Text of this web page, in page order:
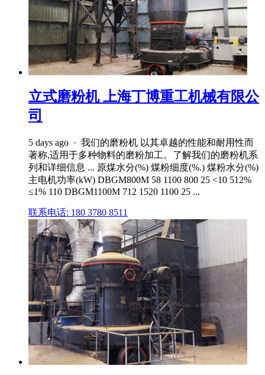
立式磨粉机 上海丁博重工机械有限公
司
5 days ago · 我们的磨粉机 以其卓越的性能和耐用性而
著称,适用于多种物料的磨粉加工。了解我们的磨粉机系
列和详细信息 ... 原煤水分(%) 煤粉细度(%.) 煤粉水分(%)
主电机功率(kW) DBGM800M 58 1100 800 25 <10 512%
≤1% 110 DBGM1100M 712 1520 1100 25 ...
联系电话: 180 3780 8511